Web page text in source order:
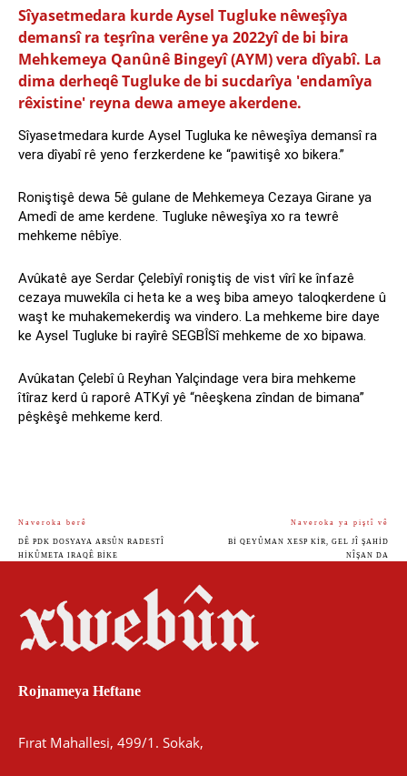
Sîyasetmedara kurde Aysel Tugluke nêweşîya
demansî ra teşrîna verêne ya 2022yî de bi bira
Mehkemeya Qanûnê Bingeyî (AYM) vera dîyabî. La
dima derheqê Tugluke de bi sucdarîya 'endamîya
rêxistine' reyna dewa ameye akerdene.
Sîyasetmedara kurde Aysel Tugluka ke nêweşîya demansî ra
vera dîyabî rê yeno ferzkerdene ke “pawitişê xo bikera.”
Roniştişê dewa 5ê gulane de Mehkemeya Cezaya Girane ya
Amedî de ame kerdene. Tugluke nêweşîya xo ra tewrê
mehkeme nêbîye.
Avûkatê aye Serdar Çelebîyî roniştiş de vist vîrî ke înfazê
cezaya muwekîla ci heta ke a weş biba ameyo taloqkerdene û
waşt ke muhakemekerdiş wa vindero. La mehkeme bire daye
ke Aysel Tugluke bi rayîrê SEGBÎSî mehkeme de xo bipawa.
Avûkatan Çelebî û Reyhan Yalçindage vera bira mehkeme
îtîraz kerd û raporê ATKyî yê “nêeşkena zîndan de bimana”
pêşkêşê mehkeme kerd.
Naveroka berê
DÊ PDK DOSYAYA ARSÛN RADESTÎ
HIKÛMETA IRAQÊ BIKE
Naveroka ya piştî vê
BI QEYÛMAN XESP KIR, GEL JÎ ŞAHID
NÎŞAN DA
Rojnameya Heftane
Fırat Mahallesi, 499/1. Sokak,